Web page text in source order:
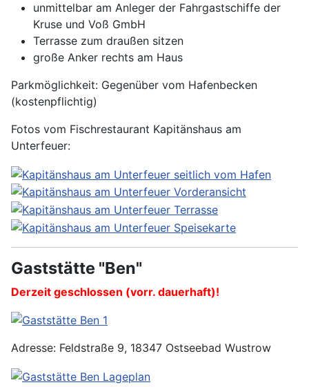
unmittelbar am Anleger der Fahrgastschiffe der
Kruse und Voß GmbH
Terrasse zum draußen sitzen
große Anker rechts am Haus
Parkmöglichkeit: Gegenüber vom Hafenbecken
(kostenpflichtig)
Fotos vom Fischrestaurant Kapitänshaus am
Unterfeuer:
Gaststätte "Ben"
Derzeit geschlossen (vorr. dauerhaft)!
Adresse: Feldstraße 9, 18347 Ostseebad Wustrow